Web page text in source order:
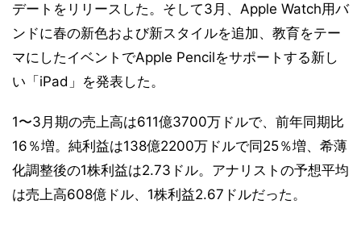
デートをリリースした。そして3月、Apple Watch用バ
ンドに春の新色および新スタイルを追加、教育をテー
マにしたイベントでApple Pencilをサポートする新し
い「iPad」を発表した。
1〜3月期の売上高は611億3700万ドルで、前年同期比
16％増。純利益は138億2200万ドルで同25％増、希薄
化調整後の1株利益は2.73ドル。アナリストの予想平均
は売上高608億ドル、1株利益2.67ドルだった。